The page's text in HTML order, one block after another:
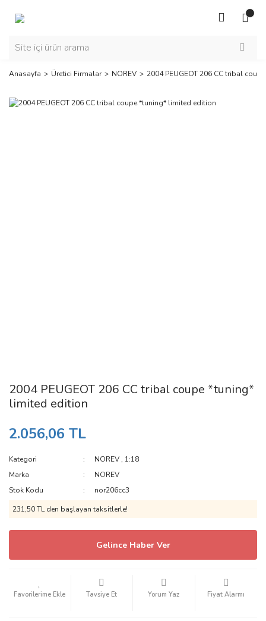
Anasayfa Üretici Firmalar NOREV 2004 PEUGEOT 206 CC tribal
2004 PEUGEOT 206 CC tribal coupe *tuning*
limited edition
2.056,06 TL
Kategori NOREV , 1:18
Marka
NOREV
Stok Kodu
nor206cc3
231,50 TL den başlayan taksitlerle!
Gelince Haber Ver
Tavsiye Et Yorum Yaz Fiyat Alarmı